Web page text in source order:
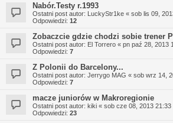
Nabór.Testy r.1993
Ostatni post autor: LuckyStr1ke « sob lis 09,
Odpowiedzi: 12
Zobaczcie gdzie chodzi sobie trener
Ostatni post autor: El Torrero « pn paź 28, 2013
Odpowiedzi: 7
Z Polonii do Barcelony...
Ostatni post autor: Jerrygo MAG « sob wrz 14,
Odpowiedzi: 7
macze juniorów w Makroregionie
Ostatni post autor: kiki « sob cze 08, 2013 21:33
Odpowiedzi: 23